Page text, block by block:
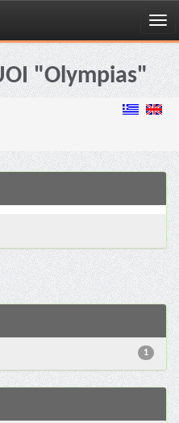
"Olympias"
1